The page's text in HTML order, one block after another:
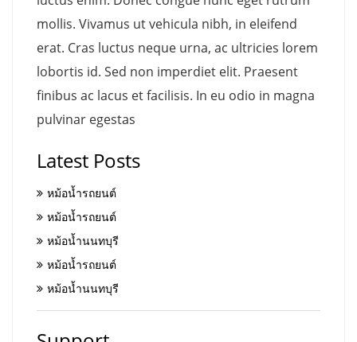
mollis. Vivamus ut vehicula nibh, in eleifend
erat. Cras luctus neque urna, ac ultricies lorem
lobortis id. Sed non imperdiet elit. Praesent
finibus ac lacus et facilisis. In eu odio in magna
pulvinar egestas
Latest Posts
หม้อน้ำรถยนต์
หม้อน้ำรถยนต์
หม้อน้ำนนทบุรี
หม้อน้ำรถยนต์
หม้อน้ำนนทบุรี